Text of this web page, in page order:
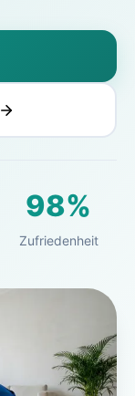
98%
Zufriedenheit